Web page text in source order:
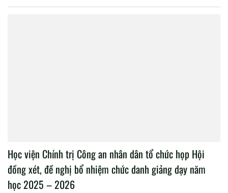
Học viện Chính trị Công an nhân dân tổ chức họp Hội
đồng xét, đề nghị bổ nhiệm chức danh giảng dạy năm
học 2025 – 2026